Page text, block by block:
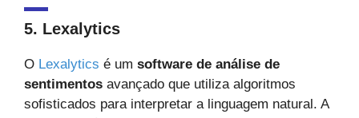
5. Lexalytics
O Lexalytics é um software de análise de
sentimentos avançado que utiliza algoritmos
sofisticados para interpretar a linguagem natural. A